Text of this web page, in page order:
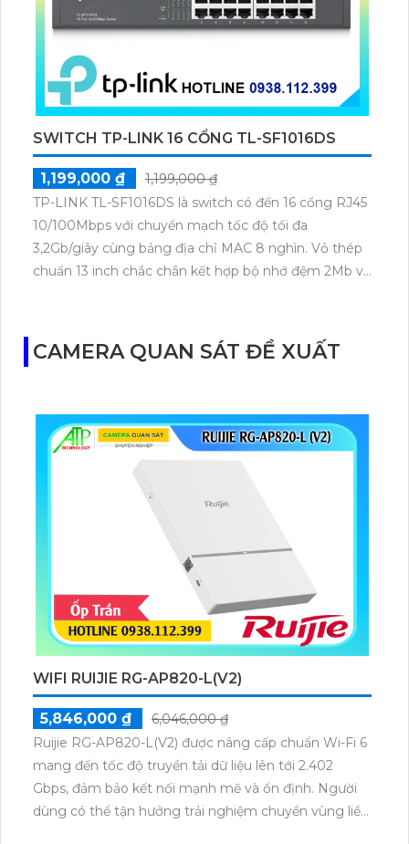
SWITCH TP-LINK 16 CỔNG TL-SF1016DS
1,199,000 ₫
1,199,000 ₫
TP-LINK TL-SF1016DS là switch có đến 16 cổng RJ45
10/100Mbps với chuyển mạch tốc độ tối đa
3,2Gb/giây cùng bảng địa chỉ MAC 8 nghìn. Vỏ thép
chuẩn 13 inch chắc chắn kết hợp bộ nhớ đệm 2Mb và
điện giúp TL-SF1016DS phù hợp cho môi trường
mạng kinh doanh nhỏ và vừa.
CAMERA QUAN SÁT ĐỀ XUẤT
WIFI RUIJIE RG-AP820-L(V2)
5,846,000 ₫
6,046,000 ₫
Ruijie RG-AP820-L(V2) được nâng cấp chuẩn Wi-Fi 6
mang đến tốc độ truyền tải dữ liệu lên tới 2.402
Gbps, đảm bảo kết nối mạnh mẽ và ổn định. Người
dùng có thể tận hưởng trải nghiệm chuyển vùng liền